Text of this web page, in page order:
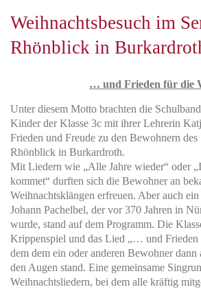
Weihnachtsbesuch im
Rhönblick in
… und Frieden für die
Unter diesem Motto brachten die
Kinder der Klasse 3c mit ihrer Lehrerin
Frieden und Freude zu den Bewohnern des
Rhönblick in Burkardroth.
Mit Liedern wie „Alle Jahre wieder“ oder
kommet“ durften sich die Bewohner an
Weihnachtsklängen erfreuen. Aber auch
Johann Pachelbel, der vor 370 Jahren in
wurde, stand auf dem Programm. Die
Krippenspiel und das Lied „… und Frieden
dem dem ein oder anderen Bewohner dann
den Augen stand. Eine gemeinsame
Weihnachtsliedern, bei dem alle kräftig